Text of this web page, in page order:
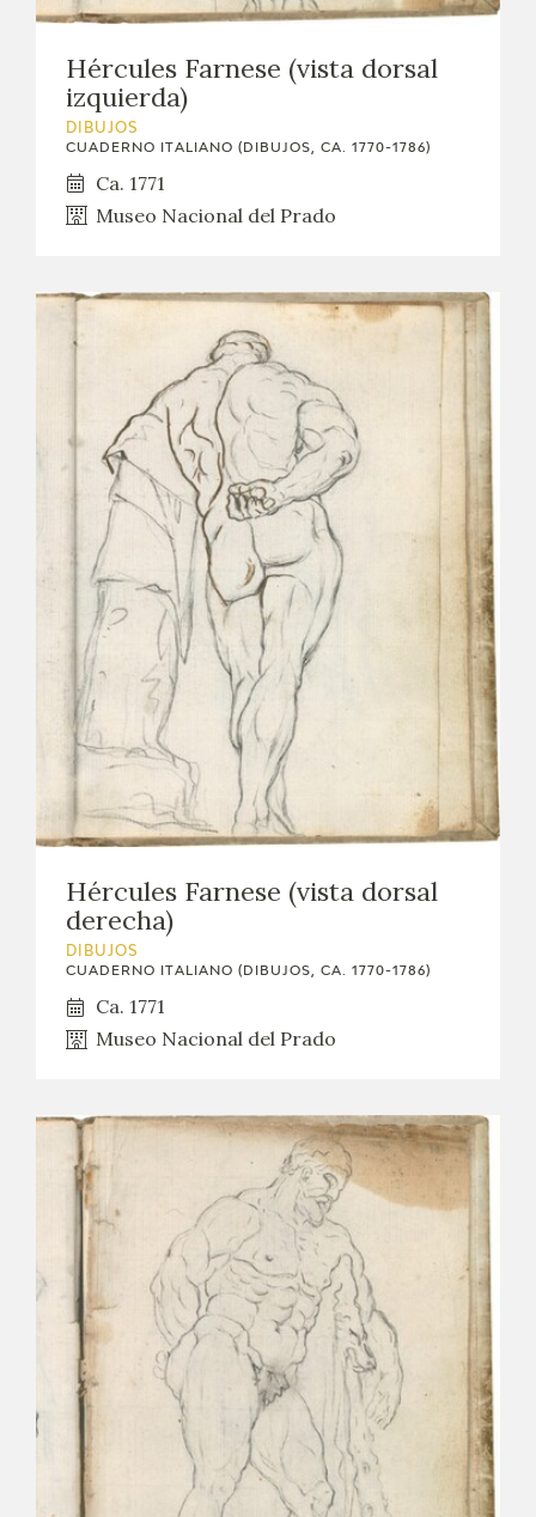
Hércules Farnese (vista dorsal
izquierda)
DIBUJOS
CUADERNO ITALIANO (DIBUJOS, CA. 1770-1786)
Ca. 1771
Museo Nacional del Prado
Hércules Farnese (vista dorsal
derecha)
DIBUJOS
CUADERNO ITALIANO (DIBUJOS, CA. 1770-1786)
Ca. 1771
Museo Nacional del Prado